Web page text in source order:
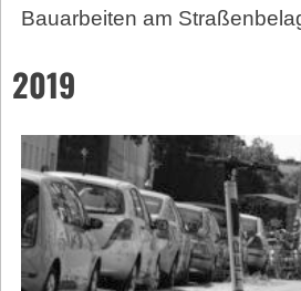
Bauarbeiten am
2019